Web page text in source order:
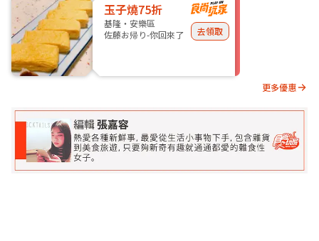
玉子燒75折
基隆・安樂區
佐藤お帰り-你回來了
去領取
更多優惠